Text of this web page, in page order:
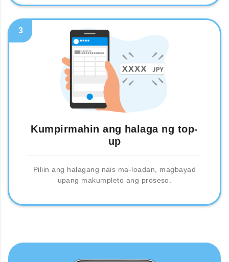
3
Kumpirmahin ang halaga ng top-
up
Piliin ang halagang nais ma-loadan, magbayad
upang makumpleto ang proseso.